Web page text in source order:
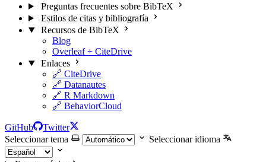
Preguntas frecuentes sobre BibTeX
Estilos de citas y bibliografía
Recursos de BibTeX
Blog
Overleaf + CiteDrive
Enlaces
🔗 CiteDrive
🔗 Datanautes
🔗 R Markdown
🔗 BehaviorCloud
GitHub
Twitter
Seleccionar tema
Seleccionar idioma